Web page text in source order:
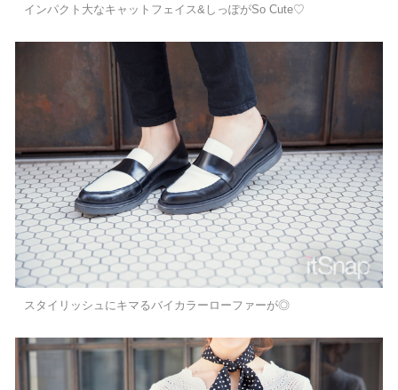
インパクト大なキャットフェイス&しっぽがSo Cute♡
スタイリッシュにキマるバイカラーローファーが◎